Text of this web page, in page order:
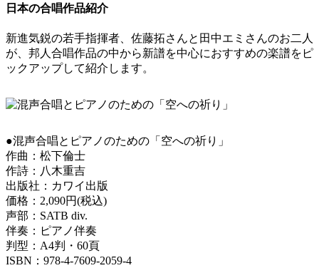
日本の合唱作品紹介
新進気鋭の若手指揮者、佐藤拓さんと田中エミさんのお二人
が、邦人合唱作品の中から新譜を中心におすすめの楽譜をピ
ックアップして紹介します。
●混声合唱とピアノのための「空への祈り」
作曲：松下倫士
作詩：八木重吉
出版社：カワイ出版
価格：2,090円(税込)
声部：SATB div.
伴奏：ピアノ伴奏
判型：A4判・60頁
ISBN：978-4-7609-2059-4